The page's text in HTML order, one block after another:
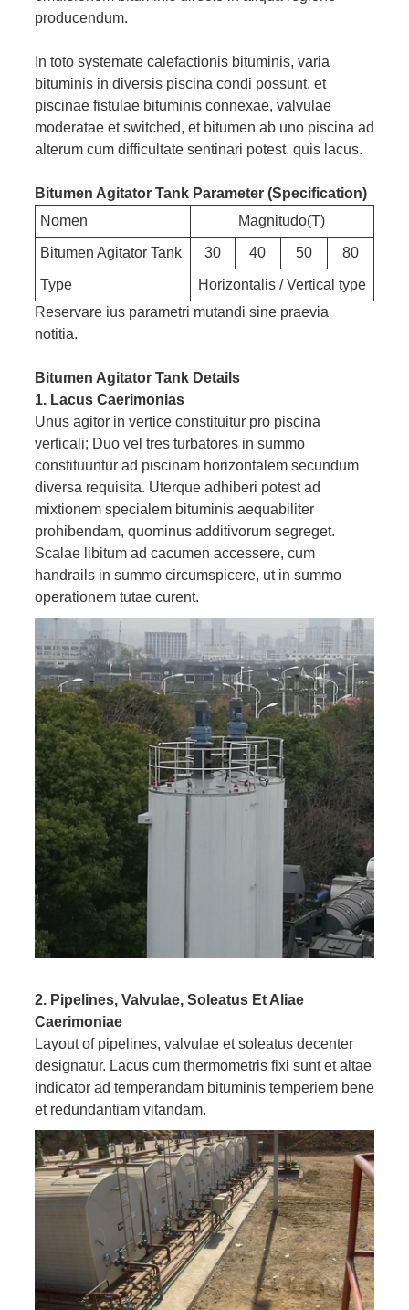
producendum.
In toto systemate calefactionis bituminis, varia
bituminis in diversis piscina condi possunt, et
piscinae fistulae bituminis connexae, valvulae
moderatae et switched, et bitumen ab uno piscina ad
alterum cum difficultate sentinari potest. quis lacus.
Bitumen Agitator Tank Parameter (specification)
Nomen
Magnitudo(T)
Bitumen Agitator Tank 30 40 50 80
Type
Horizontalis / Vertical type
Reservare ius parametri mutandi sine praevia
notitia.
Bitumen Agitator Tank Details
1. Lacus Caerimonias
Unus agitor in vertice constituitur pro piscina
verticali; Duo vel tres turbatores in summo
constituuntur ad piscinam horizontalem secundum
diversa requisita. Uterque adhiberi potest ad
mixtionem specialem bituminis aequabiliter
prohibendam, quominus additivorum segreget.
Scalae libitum ad cacumen accessere, cum
handrails in summo circumspicere, ut in summo
operationem tutae curent.
2. Pipelines, Valvulae, Soleatus Et Aliae
Caerimoniae
Layout of pipelines, valvulae et soleatus decenter
designatur. Lacus cum thermometris fixi sunt et altae
indicator ad temperandam bituminis temperiem bene
et redundantiam vitandam.